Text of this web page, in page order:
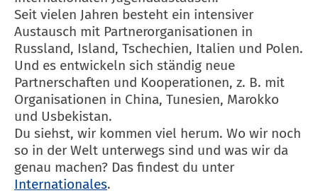
Seit vielen Jahren besteht ein intensiver
Austausch mit Partnerorganisationen in
Russland, Island, Tschechien, Italien und Polen.
Und es entwickeln sich ständig neue
Partnerschaften und Kooperationen, z. B. mit
Organisationen in China, Tunesien, Marokko
und Usbekistan.
Du siehst, wir kommen viel herum. Wo wir noch
so in der Welt unterwegs sind und was wir da
genau machen? Das findest du unter
Internationales.